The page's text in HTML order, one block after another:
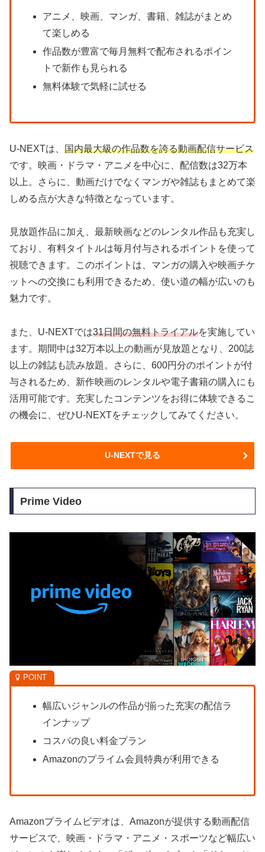
アニメ、映画、マンガ、書籍、雑誌がまとめ
て楽しめる
作品数が豊富で毎月無料で配布されるポイン
トで新作も見られる
無料体験で気軽に試せる
U-NEXTは、 国内最大級の作品数を誇る動画配信サービス
です。映画・ドラマ・アニメを中心に、配信数は32万本
以上。さらに、動画だけでなくマンガや雑誌もまとめて楽
しめる点が大きな特徴となっています。
見放題作品に加え、最新映画などのレンタル作品も充実し
ており、有料タイトルは毎月付与されるポイントを使って
視聴できます。このポイントは、マンガの購入や映画チケ
ットへの交換にも利用できるため、使い道の幅が広いのも
魅力です。
また、U-NEXTでは31日間の無料トライアルを実施してい
ます。期間中は32万本以上の動画が見放題となり、200誌
以上の雑誌も読み放題。さらに、600円分のポイントが付
与されるため、新作映画のレンタルや電子書籍の購入にも
活用可能です。充実したコンテンツをお得に体験できるこ
の機会に、ぜひU-NEXTをチェックしてみてください。
U-NEXTで見る
Prime Video
幅広いジャンルの作品が揃った充実の配信ラ
インナップ
コスパの良い料金プラン
Amazonのプライム会員特典が利用できる
Amazonプライムビデオは、Amazonが提供する動画配信
サービスで、映画・ドラマ・アニメ・スポーツなど幅広い